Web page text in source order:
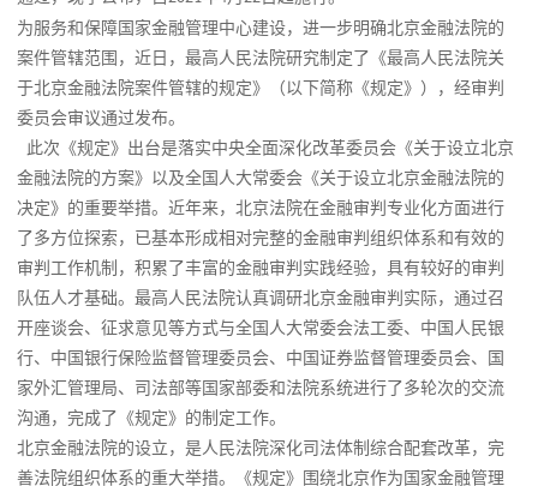
为服务和保障国家金融管理中心建设，进一步明确北京金融法院的
案件管辖范围，近日，最高人民法院研究制定了《最高人民法院关
于北京金融法院案件管辖的规定》（以下简称《规定》），经审判
委员会审议通过发布。
此次《规定》出台是落实中央全面深化改革委员会《关于设立北京
金融法院的方案》以及全国人大常委会《关于设立北京金融法院的
决定》的重要举措。近年来，北京法院在金融审判专业化方面进行
了多方位探索，已基本形成相对完整的金融审判组织体系和有效的
审判工作机制，积累了丰富的金融审判实践经验，具有较好的审判
队伍人才基础。最高人民法院认真调研北京金融审判实际，通过召
开座谈会、征求意见等方式与全国人大常委会法工委、中国人民银
行、中国银行保险监督管理委员会、中国证券监督管理委员会、国
家外汇管理局、司法部等国家部委和法院系统进行了多轮次的交流
沟通，完成了《规定》的制定工作。
北京金融法院的设立，是人民法院深化司法体制综合配套改革，完
善法院组织体系的重大举措。《规定》围绕北京作为国家金融管理